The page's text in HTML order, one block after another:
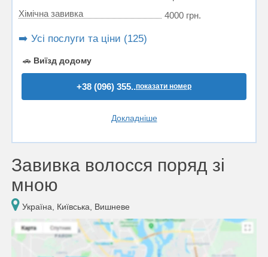
Хімічна завивка
4000 грн.
➡️ Усі послуги та ціни (125)
🚗 Виїзд додому
+38 (096) 355..показати номер
Докладніше
Завивка волосся поряд зі
мною
Україна, Київська, Вишневе